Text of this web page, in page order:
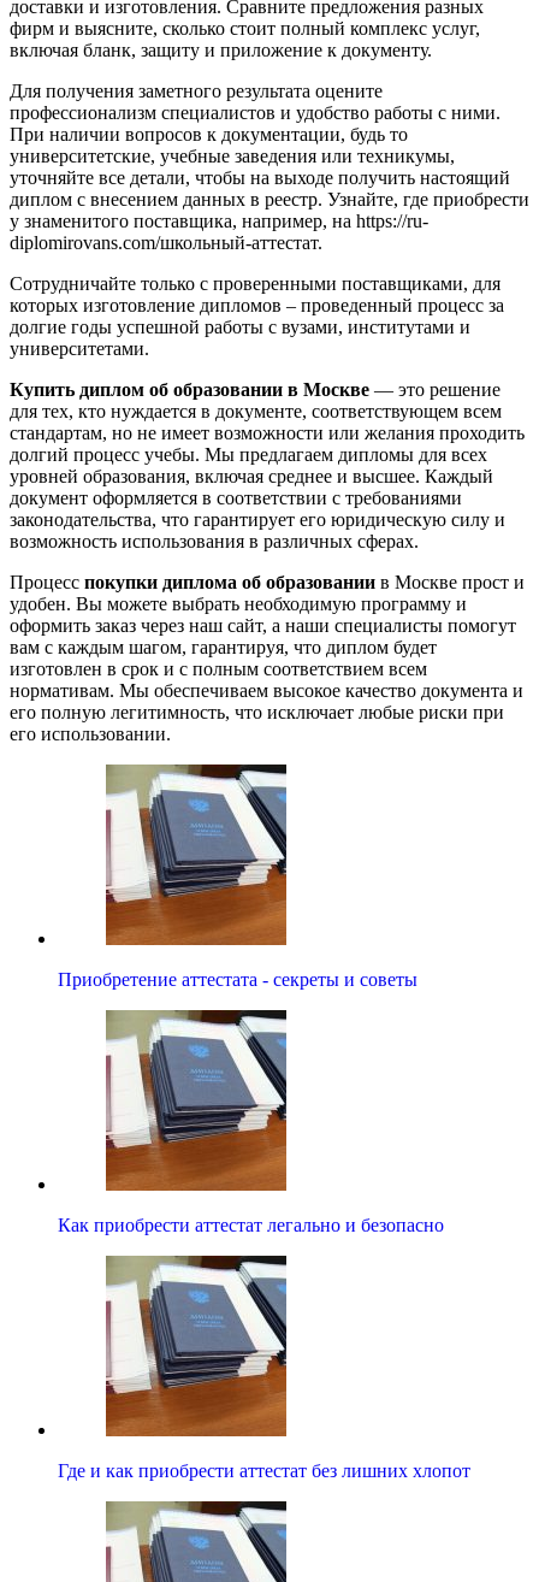
доставки и изготовления. Сравните предложения разных
фирм и выясните, сколько стоит полный комплекс услуг,
включая бланк, защиту и приложение к документу.
Для получения заметного результата оцените
профессионализм специалистов и удобство работы с ними.
При наличии вопросов к документации, будь то
университетские, учебные заведения или техникумы,
уточняйте все детали, чтобы на выходе получить настоящий
диплом с внесением данных в реестр. Узнайте, где приобрести
у знаменитого поставщика, например, на https://ru-
diplomirovans.com/школьный-аттестат.
Сотрудничайте только с проверенными поставщиками, для
которых изготовление дипломов – проведенный процесс за
долгие годы успешной работы с вузами, институтами и
университетами.
Купить диплом об образовании в Москве — это решение
для тех, кто нуждается в документе, соответствующем всем
стандартам, но не имеет возможности или желания проходить
долгий процесс учебы. Мы предлагаем дипломы для всех
уровней образования, включая среднее и высшее. Каждый
документ оформляется в соответствии с требованиями
законодательства, что гарантирует его юридическую силу и
возможность использования в различных сферах.
Процесс покупки диплома об образовании в Москве прост и
удобен. Вы можете выбрать необходимую программу и
оформить заказ через наш сайт, а наши специалисты помогут
вам с каждым шагом, гарантируя, что диплом будет
изготовлен в срок и с полным соответствием всем
нормативам. Мы обеспечиваем высокое качество документа и
его полную легитимность, что исключает любые риски при
его использовании.
Приобретение аттестата - секреты и советы
Как приобрести аттестат легально и безопасно
Где и как приобрести аттестат без лишних хлопот